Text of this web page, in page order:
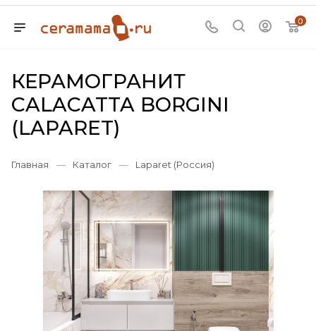
0
КЕРАМОГРАНИТ
CALACATTA BORGINI
(LAPARET)
Главная — Каталог — Laparet (Россия)